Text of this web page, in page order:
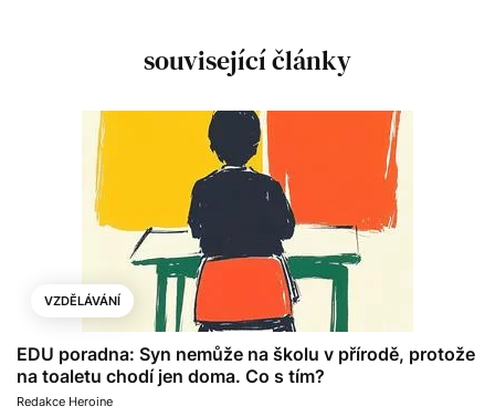
související články
VZDĚLÁVÁNÍ
EDU poradna: Syn nemůže na školu v přírodě, protože
na toaletu chodí jen doma. Co s tím?
Redakce Heroine